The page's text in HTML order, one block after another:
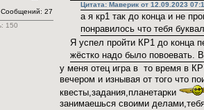
Сообщений: 27
150
Цитата: Маверик от 12.09.2023
а я кр1 так до конца и не
понравилось что тебя
Я успел пройти КР1 до конца
жёстко надо было повоевать.
у меня отец игра в то время в
вечером и изнывая от того что
квесты,задания,планетарки
занимаешься своими